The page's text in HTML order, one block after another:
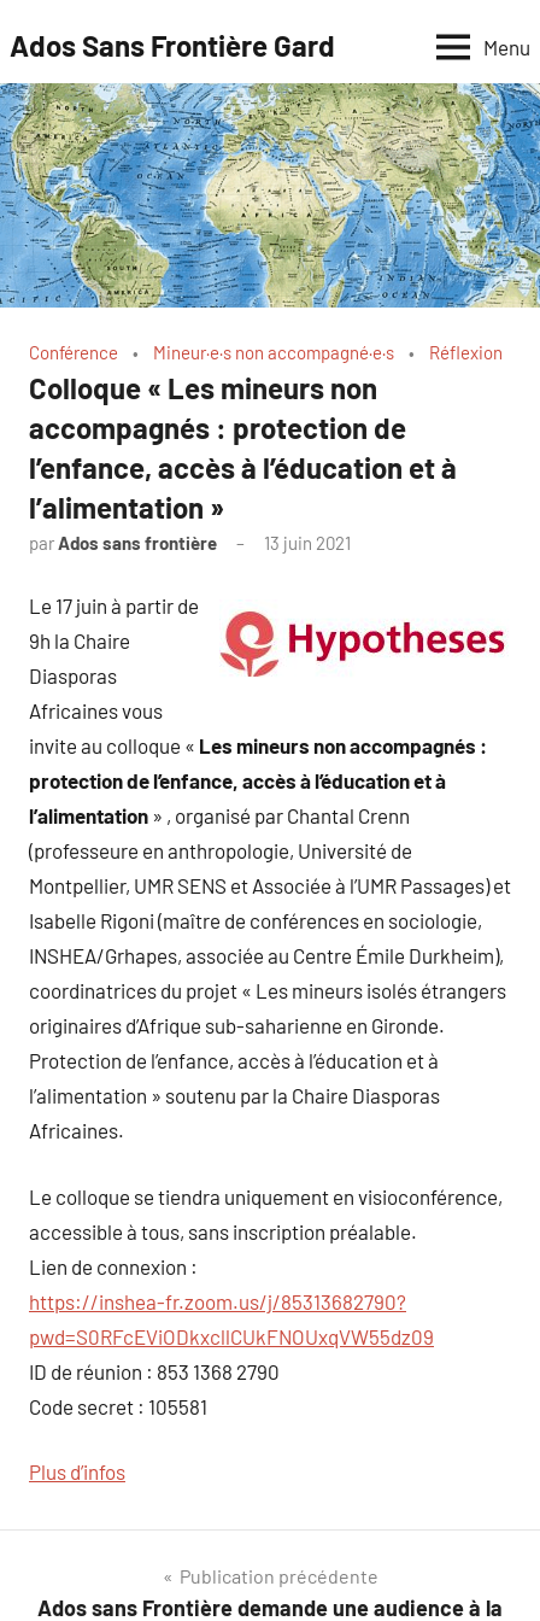
au
contenu
Ados Sans Frontière Gard Menu
Conférence Mineur·e·s non accompagné·e·s Réflexion
Colloque « Les mineurs non
accompagnés : protection de
l’enfance, accès à l’éducation et à
l’alimentation »
parAdos sans frontière 13 juin 2021
Le 17 juin à partir de
9h la Chaire
Diasporas
Africaines vous
invite au colloque « Les mineurs non accompagnés :
protection de l’enfance, accès à l’éducation et à
l’alimentation » , organisé par Chantal Crenn
(professeure en anthropologie, Université de
Montpellier, UMR SENS et Associée à l’UMR Passages) et
Isabelle Rigoni (maître de conférences en sociologie,
INSHEA/Grhapes, associée au Centre Émile Durkheim),
coordinatrices du projet « Les mineurs isolés étrangers
originaires d’Afrique sub-saharienne en Gironde.
Protection de l’enfance, accès à l’éducation et à
l’alimentation » soutenu par la Chaire Diasporas
Africaines.
Le colloque se tiendra uniquement en visioconférence,
accessible à tous, sans inscription préalable.
Lien de connexion :
https://inshea-fr.zoom.us/j/85313682790?
pwd=S0RFcEViODkxcllCUkFNOUxqVW55dz09
ID de réunion : 853 1368 2790
Code secret : 105581
Plus d’infos
NavigationPublication précédente
Ados sans Frontière demande une audience à la